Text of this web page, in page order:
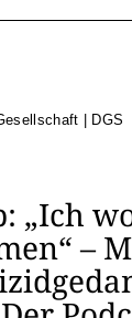
| DGS
„Ich
–